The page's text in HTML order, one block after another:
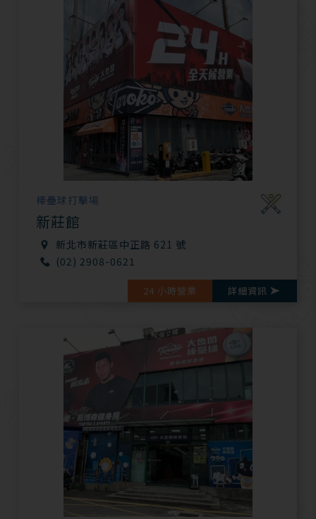
棒壘球打擊場
新莊館
新北市新莊區中正路 621 號
(02) 2908-0621
詳細資訊
24 小時營業